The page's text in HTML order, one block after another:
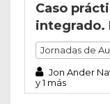
Caso
integrado.
Jornadas de
Jon Ander
y 1 más